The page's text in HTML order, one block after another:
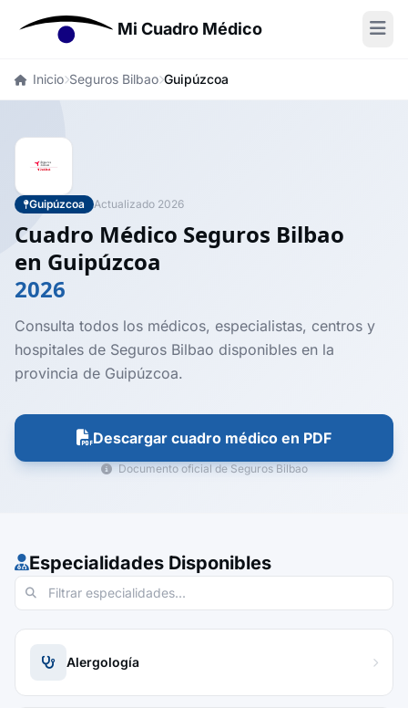
Mi Cuadro Médico
Inicio Seguros Bilbao Guipúzcoa
Guipúzcoa Actualizado 2026
Cuadro Médico Seguros Bilbao
en Guipúzcoa
2026
Consulta todos los médicos, especialistas, centros y
hospitales de Seguros Bilbao disponibles en la
provincia de Guipúzcoa.
Descargar cuadro médico en PDF
Documento oficial de Seguros Bilbao
Especialidades Disponibles
Alergología